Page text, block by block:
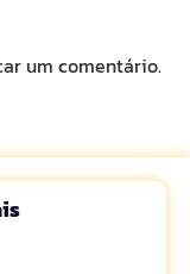
um comentário.